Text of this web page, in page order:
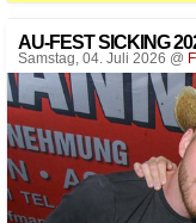
AU-FEST SICKING
Samstag, 04. Juli 2026 @